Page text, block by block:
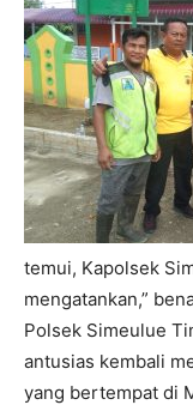
temui, Kapolsek
mengatankan,”
Polsek Simeulue
antusias kembali
yang bertempat di